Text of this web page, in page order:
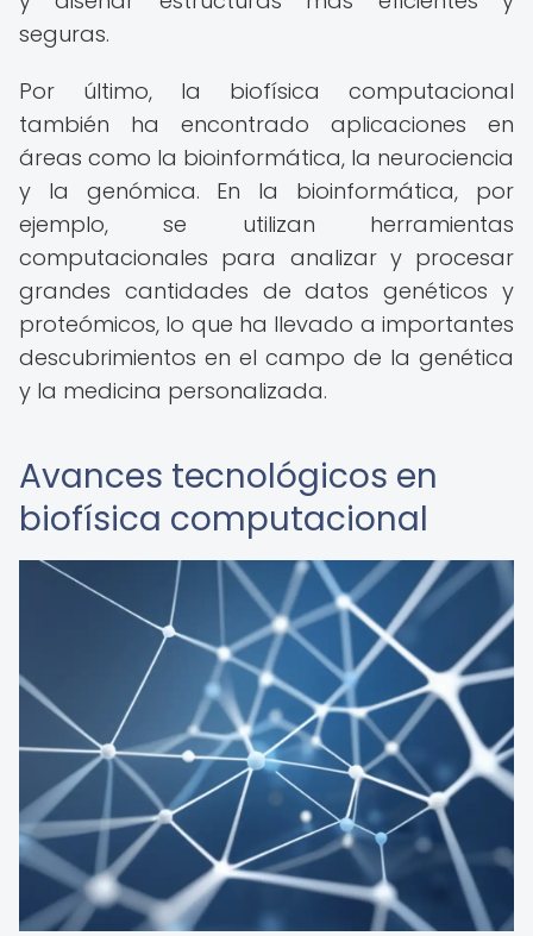
seguras.
Por último, la biofísica computacional
también ha encontrado aplicaciones en
áreas como la bioinformática, la neurociencia
y la genómica. En la bioinformática, por
ejemplo, se utilizan herramientas
computacionales para analizar y procesar
grandes cantidades de datos genéticos y
proteómicos, lo que ha llevado a importantes
descubrimientos en el campo de la genética
y la medicina personalizada.
Avances tecnológicos en
biofísica computacional